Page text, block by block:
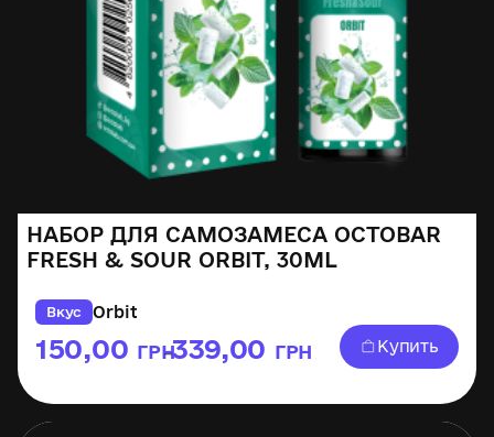
НАБОР ДЛЯ САМОЗАМЕСА OCTOBAR
FRESH & SOUR ORBIT, 30ML
Вкус Orbit
150,00 ГРН
–339,00 ГРН Купить